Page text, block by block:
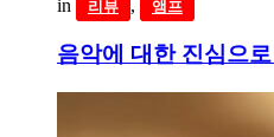
in 리뷰 , 앰프
음악에 대한 진심으